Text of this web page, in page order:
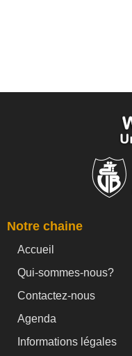
Notre chaine
Accueil
Qui-sommes-nous?
Contactez-nous
Agenda
Informations légales